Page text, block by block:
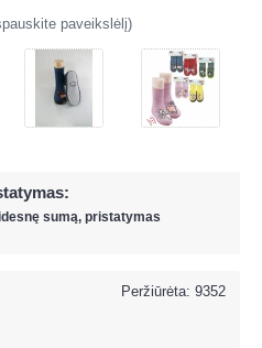
paveikslėlį)
sumą, pristatymas
Peržiūrėta: 9352